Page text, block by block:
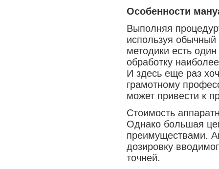
Особенности
Выполняя
используя
методики есть
обработку
И здесь еще раз
грамотному
может привести к
Стоимость
Однако большая
преимуществами.
дозировку
точней.